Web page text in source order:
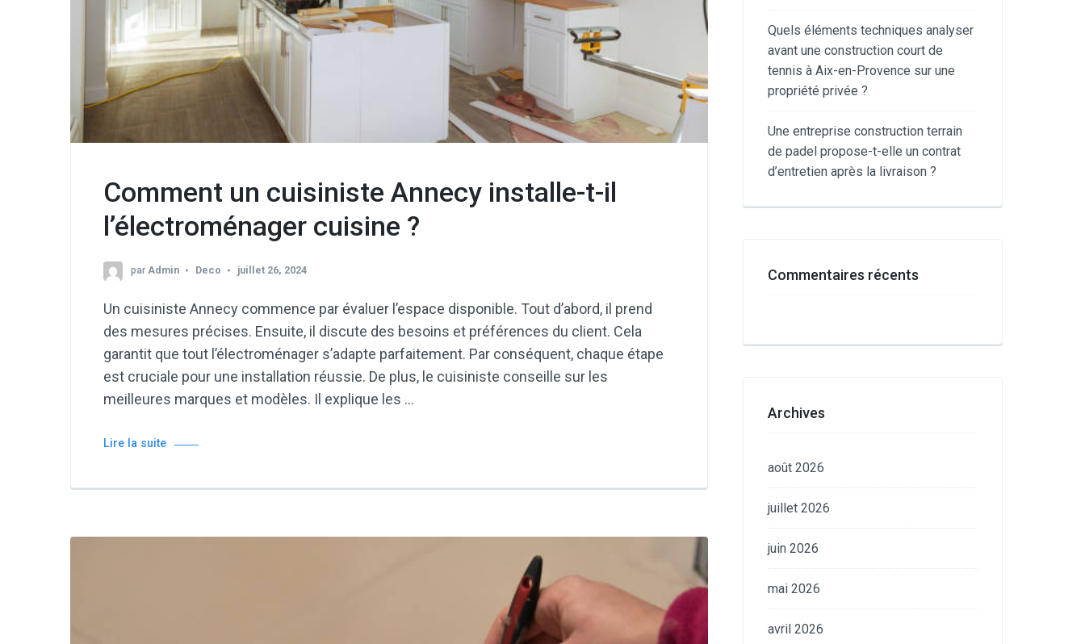
Comment un cuisiniste Annecy installe-t-il
l’électroménager cuisine ?
parAdmin Deco juillet 26, 2024
Un cuisiniste Annecy commence par évaluer l’espace disponible. Tout d’abord, il prend
des mesures précises. Ensuite, il discute des besoins et préférences du client. Cela
garantit que tout l’électroménager s’adapte parfaitement. Par conséquent, chaque étape
est cruciale pour une installation réussie. De plus, le cuisiniste conseille sur les
meilleures marques et modèles. Il explique les …
Lire la suite
Quels éléments techniques analyser
avant une construction court de
tennis à Aix-en-Provence sur une
propriété privée ?
Une entreprise construction terrain
de padel propose-t-elle un contrat
d’entretien après la livraison ?
Commentaires récents
Archives
août 2026
juillet 2026
juin 2026
mai 2026
avril 2026